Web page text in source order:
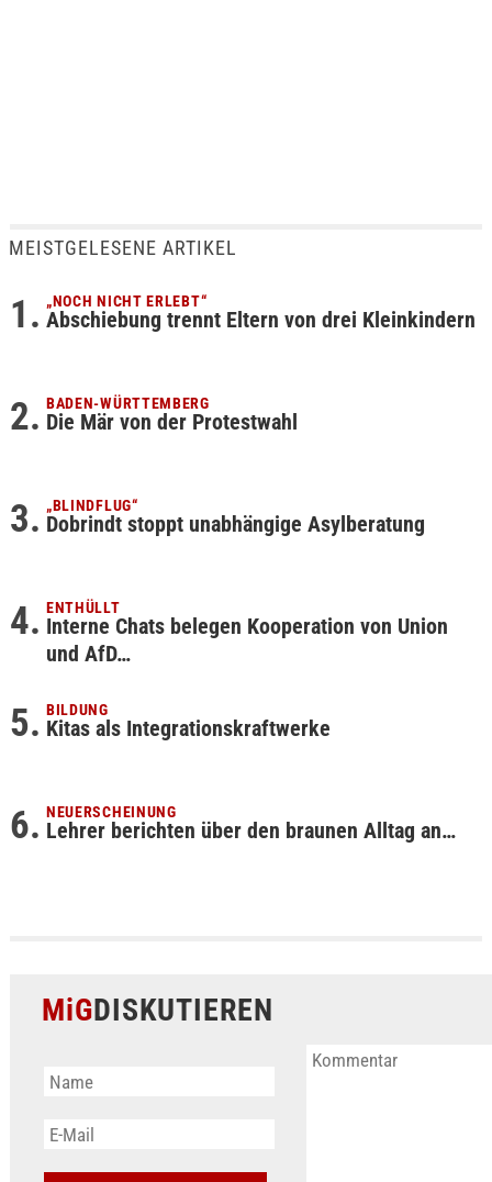
MEISTGELESENE ARTIKEL
„NOCH NICHT ERLEBT“
Abschiebung trennt Eltern von drei Kleinkindern
BADEN-WÜRTTEMBERG
Die Mär von der Protestwahl
„BLINDFLUG“
Dobrindt stoppt unabhängige Asylberatung
ENTHÜLLT
Interne Chats belegen Kooperation von Union
und AfD…
BILDUNG
Kitas als Integrationskraftwerke
NEUERSCHEINUNG
Lehrer berichten über den braunen Alltag an…
MiGDISKUTIEREN